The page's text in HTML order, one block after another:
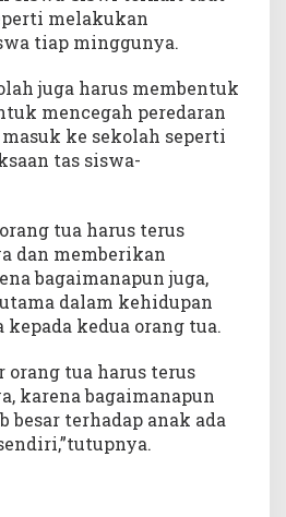
melakukan
tiap minggunya.
juga harus membentuk
mencegah peredaran
ke sekolah seperti
tas siswa-
tua harus terus
dan memberikan
bagaimanapun juga,
dalam kehidupan
kedua orang tua.
orang tua harus terus
karena bagaimanapun
besar terhadap anak ada